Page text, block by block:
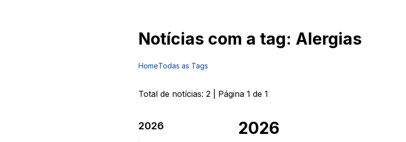
Notícias com a tag: Alergias
HomeTodas as Tags
Total de notícias: 2 | Página 1 de 1
2026 2026